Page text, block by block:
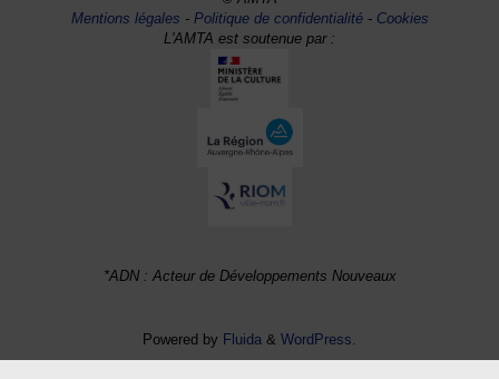
Mentions légales -Politique de confidentialité- Cookies
L'AMTA est soutenue par :
*ADN : Acteur de Développements Nouveaux
Powered by Fluida & WordPress.